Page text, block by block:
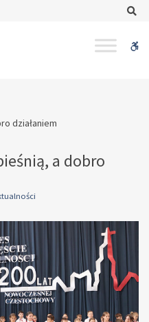
działaniem
a dobro